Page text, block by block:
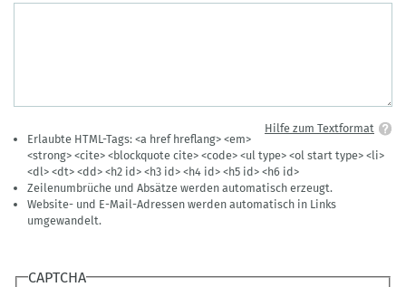
Hilfe zum Textformat
Erlaubte HTML-Tags: <a href hreflang> <em>
<strong> <cite> <blockquote cite> <code> <ul type> <ol start type> <li>
<dl> <dt> <dd> <h2 id> <h3 id> <h4 id> <h5 id> <h6 id>
Zeilenumbrüche und Absätze werden automatisch erzeugt.
Website- und E-Mail-Adressen werden automatisch in Links
umgewandelt.
CAPTCHA